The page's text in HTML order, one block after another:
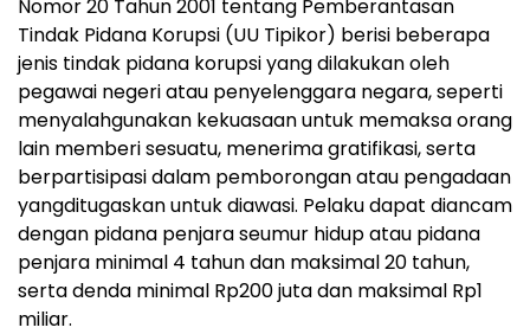
Nomor 20 Tahun 2001 tentang Pemberantasan
Tindak Pidana Korupsi (UU Tipikor) berisi beberapa
jenis tindak pidana korupsi yang dilakukan oleh
pegawai negeri atau penyelenggara negara, seperti
menyalahgunakan kekuasaan untuk memaksa orang
lain memberi sesuatu, menerima gratifikasi, serta
berpartisipasi dalam pemborongan atau pengadaan
yangditugaskan untuk diawasi. Pelaku dapat diancam
dengan pidana penjara seumur hidup atau pidana
penjara minimal 4 tahun dan maksimal 20 tahun,
serta denda minimal Rp200 juta dan maksimal Rp1
miliar.